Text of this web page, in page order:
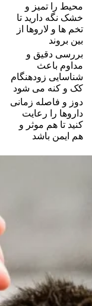
محیط را تمیز و
خشک نگه دارید تا
تخم‌ ها و لاروها از
بین بروند
بررسی دقیق و
مداوم باعث
شناسایی زودهنگام
کک و کنه می‌ شود
دوز و فاصله زمانی
داروها را رعایت
کنید تا هم موثر و
هم ایمن باشد